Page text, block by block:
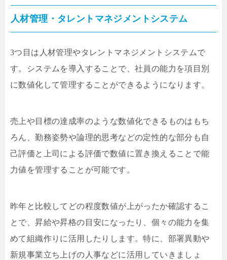
人材管理・タレントマネジメントシステム
3つ目は人材管理やタレントマネジメントシステムで
す。システムを導入することで、社員の能力を項目別
に数値化して管理することができるようになります。
売上や目標の達成率のような数値化できるものはもち
ろん、勤務姿勢や論理的思考などの定性的な部分も自
己評価と上司による評価で数値に置き換えることで能
力値を管理することが可能です。
昨年と比較してどの程度数値が上がったか確認するこ
とで、昇給や昇格の目安になったり、個々の能力を集
めて組織作りに活用したりします。特に、部署異動や
新規事業立ち上げの人事などに活用していきましょ